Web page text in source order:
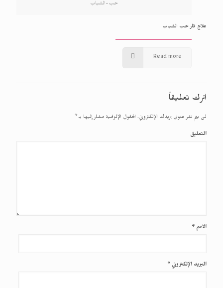
حب-الشباب
علاج اثار حب الشباب
Read more
اترك تعليقاً
لن يتم نشر عنوان بريدك الإلكتروني. الحقول الإلزامية مشار إليها بـ *
التعليق
الاسم *
البريد الإلكتروني *